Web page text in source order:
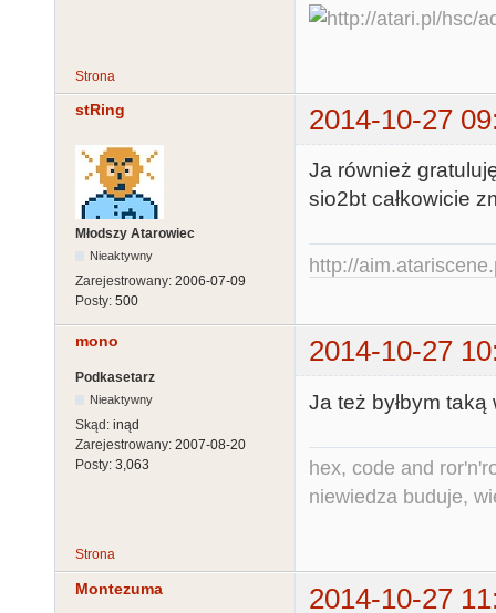
Strona
stRing 2014-10-27
Młodszy Atarowiec
Nieaktywny
Zarejestrowany: 2006-07-09
Posty: 500
Ja również
sio2bt całkowicie
http://
mono 2014-10-27
Podkasetarz
Nieaktywny
Skąd: inąd
Zarejestrowany: 2007-08-20
Posty: 3,063
Ja też byłbym
hex, code and
niewiedza buduje,
Strona
Montezuma 2014-10-27